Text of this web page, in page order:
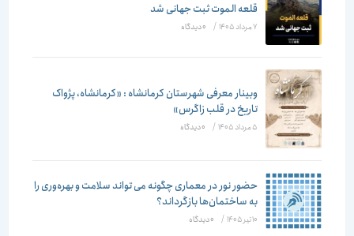
قلعه الموت ثبت جهانی شد
7 مرداد 1405 / ۰ دیدگاه
وبینار معرفی شهرستان کرمانشاه : «کرمانشاه، پژواک
تاریخ در قلب زاگرس»
5 مرداد 1405 / ۰ دیدگاه
حضور نور در معماری چگونه می تواند سلامت و بهره‌وری را
به ساختمان‌ها بازگرداند؟
10 تیر 1405 / ۰ دیدگاه